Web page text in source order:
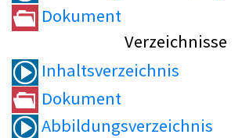
Dokument
Verzeichnisse
Inhaltsverzeichnis
Dokument
Abbildungsverzeichnis